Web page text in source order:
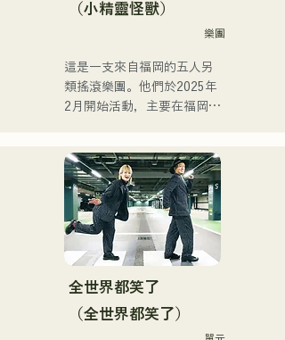
媒體上發布和直播影片。
（小精靈怪獸）
樂團
這是一支來自福岡的五人另
類搖滾樂團。他們於2025年
2月開始活動，主要在福岡縣
共鳴，配上朗朗上口的吉他
旋律，旨在創造一種能夠銘
刻在聽眾心中的音樂。
全世界都笑了
（全世界都笑了）